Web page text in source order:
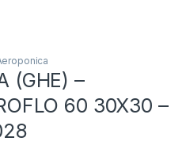
(GHE) –
60 30X30 –